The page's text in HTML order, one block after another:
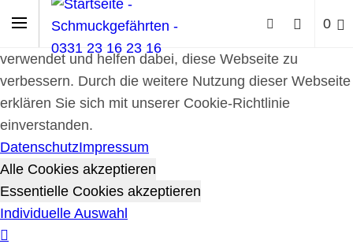
Cookie-Richtlinie
Cookies werden zur Benutzerführung und Webanalyse
verwendet und helfen dabei, diese Webseite zu
verbessern. Durch die weitere Nutzung dieser Webseite
erklären Sie sich mit unserer Cookie-Richtlinie
einverstanden.
DatenschutzImpressum
Alle Cookies akzeptieren
Essentielle Cookies akzeptieren
Individuelle Auswahl
0